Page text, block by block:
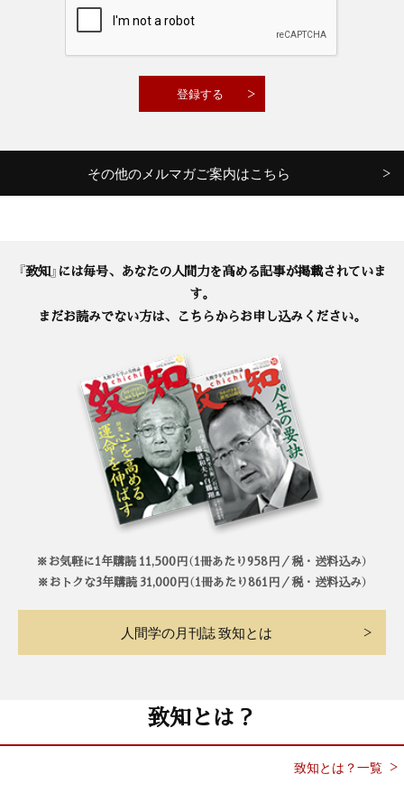
その他のメルマガご案内はこちら
『致知』には毎号、あなたの人間力を高める記事が掲載されていま
す。
まだお読みでない方は、こちらからお申し込みください。
※お気軽に1年購読 11,500円（1冊あたり958円／税・送料込み）
※おトクな3年購読 31,000円（1冊あたり861円／税・送料込み）
人間学の月刊誌 致知とは
致知とは？
致知とは？一覧